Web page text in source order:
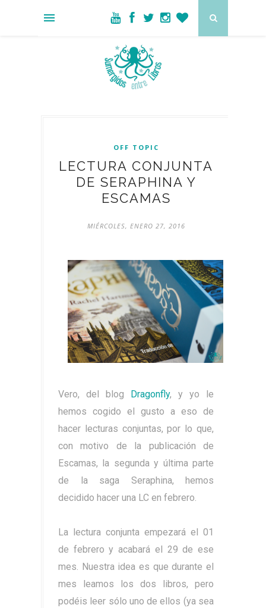
OFF TOPIC
LECTURA CONJUNTA
DE SERAPHINA Y
ESCAMAS
MIÉRCOLES, ENERO 27, 2016
Vero, del blog Dragonfly, y yo le
hemos cogido el gusto a eso de
hacer lecturas conjuntas, por lo que,
con motivo de la publicación de
Escamas, la segunda y última parte
de la saga Seraphina, hemos
decidido hacer una LC en febrero.
La lectura conjunta empezará el 01
de febrero y acabará el 29 de ese
mes. Nuestra idea es que durante el
mes leamos los dos libros, pero
podéis leer sólo uno de ellos (ya sea